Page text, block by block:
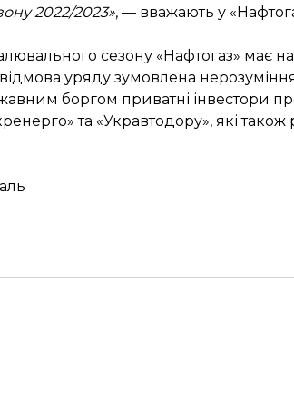
2022/2023», — вважають у
сезону «Нафтогаз» має
уряду зумовлена
боргом приватні інвестори
та «Укравтодору», які